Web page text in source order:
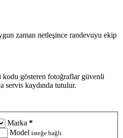
zaman netleşince randevuyu ekip
kodu gösteren fotoğraflar güvenli
servis kaydında tutulur.
Marka *
Model isteğe bağlı